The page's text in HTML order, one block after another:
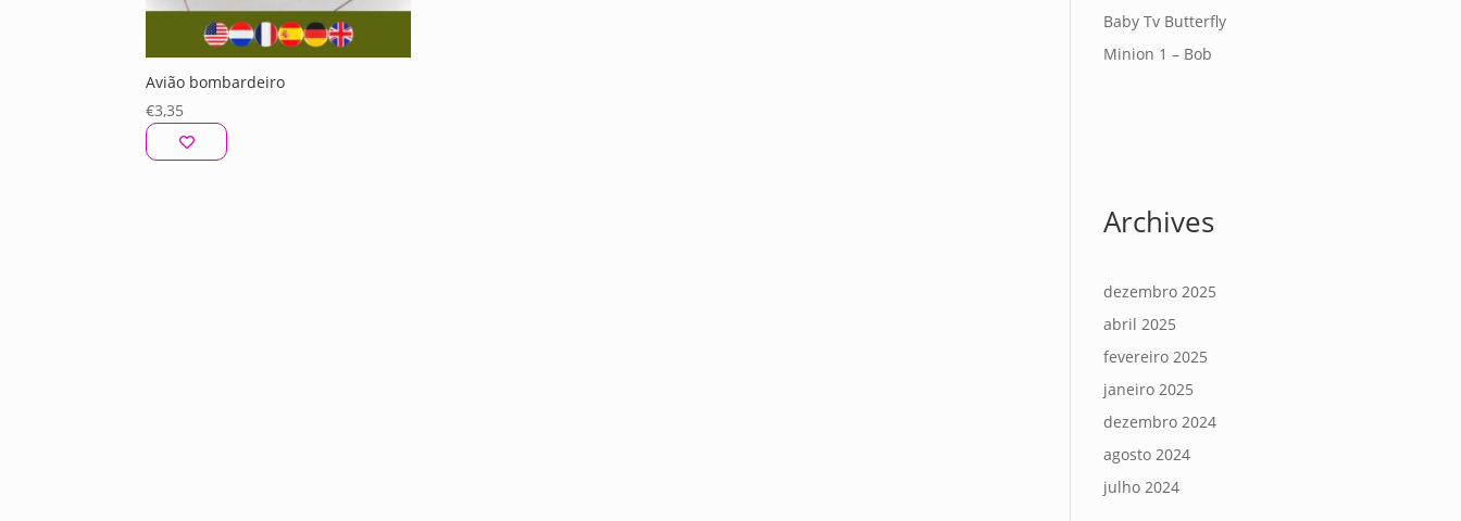
Avião bombardeiro
€3,35
Baby Tv Butterfly
Minion 1 – Bob
Archives
dezembro 2025
abril 2025
fevereiro 2025
janeiro 2025
dezembro 2024
agosto 2024
julho 2024